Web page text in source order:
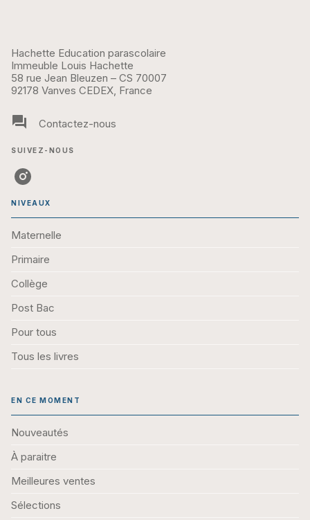
Hachette Education parascolaire
Immeuble Louis Hachette
58 rue Jean Bleuzen – CS 70007
92178 Vanves CEDEX, France
question_answer Contactez-nous
SUIVEZ-NOUS
NIVEAUX
Maternelle
Primaire
Collège
Post Bac
Pour tous
Tous les livres
EN CE MOMENT
Nouveautés
À paraitre
Meilleures ventes
Sélections